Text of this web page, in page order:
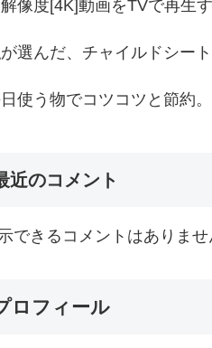
像度[4K]動画をTVで再生
選んだ、チャイルドシート
使う物でコツコツと節約
近のコメント
できるコメントはありませ
ロフィール